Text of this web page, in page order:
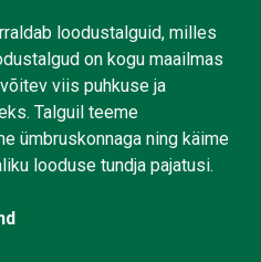
loodustalguid, milles
on kogu maailmas
viis puhkuse ja
Talguil teeme
ümbruskonnaga ning käime
looduse tundja pajatusi.